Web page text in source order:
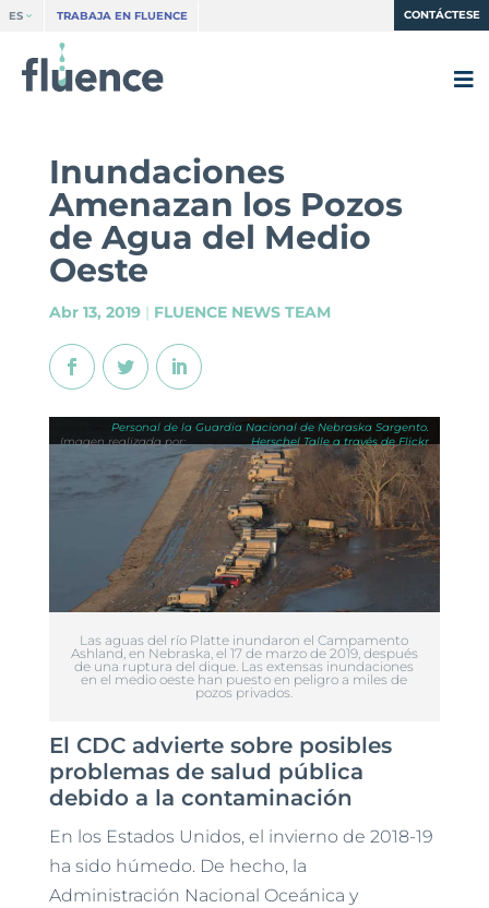
ES TRABAJA EN FLUENCE CONTÁCTESE
Inundaciones
Amenazan los Pozos
de Agua del Medio
Oeste
Abr 13, 2019| FLUENCE NEWS TEAM
Personal de la Guardia Nacional de Nebraska Sargento.
Herschel Talle a través de Flickr
Las aguas del río Platte inundaron el Campamento
Ashland, en Nebraska, el 17 de marzo de 2019, después
de una ruptura del dique. Las extensas inundaciones
en el medio oeste han puesto en peligro a miles de
pozos privados.
El CDC advierte sobre posibles
problemas de salud pública
debido a la contaminación
En los Estados Unidos, el invierno de 2018-19
ha sido húmedo. De hecho, la
Administración Nacional Oceánica y